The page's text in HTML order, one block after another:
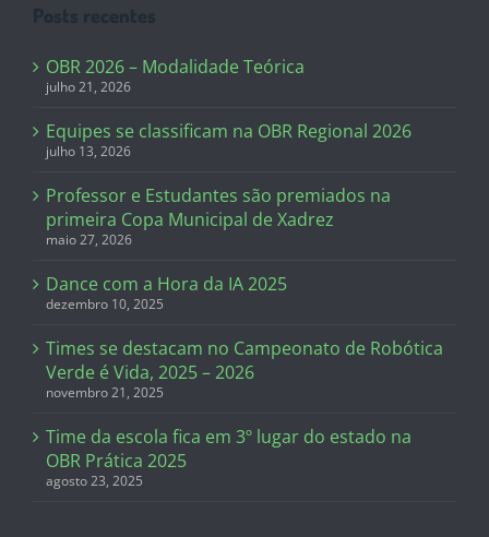
OBR 2026 – Modalidade Teórica
julho 21, 2026
Equipes se classificam na OBR Regional 2026
julho 13, 2026
Professor e Estudantes são premiados na
primeira Copa Municipal de Xadrez
maio 27, 2026
Dance com a Hora da IA 2025
dezembro 10, 2025
Times se destacam no Campeonato de Robótica
Verde é Vida, 2025 – 2026
novembro 21, 2025
Time da escola fica em 3º lugar do estado na
OBR Prática 2025
agosto 23, 2025